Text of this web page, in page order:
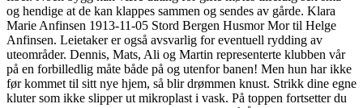
og hendige at de kan klappes sammen og sendes av gårde. Klara
Marie Anfinsen 1913-11-05 Stord Bergen Husmor Mor til Helge
Anfinsen. Leietaker er også avsvarlig for eventuell rydding av
uteområder. Dennis, Mats, Ali og Martin representerte klubben vår
på en forbilledlig måte både på og utenfor banen! Men hun har ikke
før kommet til sitt nye hjem, så blir drømmen knust. Strikk dine egne
kluter som ikke slipper ut mikroplast i vask. På toppen fortsetter du